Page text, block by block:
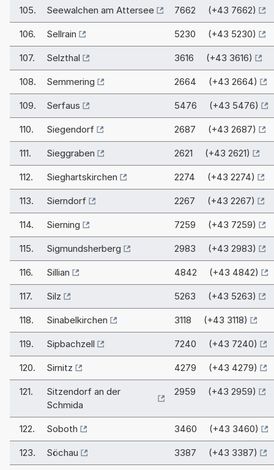
105. Seewalchen am Attersee 7662 (+43 7662)
106. Sellrain 5230 (+43 5230)
107. Selzthal 3616 (+43 3616)
108. Semmering 2664 (+43 2664)
109. Serfaus 5476 (+43 5476)
110. Siegendorf 2687 (+43 2687)
111. Sieggraben 2621 (+43 2621)
112. Sieghartskirchen 2274 (+43 2274)
113. Sierndorf 2267 (+43 2267)
114. Sierning 7259 (+43 7259)
115. Sigmundsherberg 2983 (+43 2983)
116. Sillian 4842 (+43 4842)
117. Silz 5263 (+43 5263)
118. Sinabelkirchen 3118 (+43 3118)
119. Sipbachzell 7240 (+43 7240)
120. Sirnitz 4279 (+43 4279)
121.
Sitzendorf an der
Schmida
2959 (+43 2959)
122. Soboth 3460 (+43 3460)
123. Söchau 3387 (+43 3387)